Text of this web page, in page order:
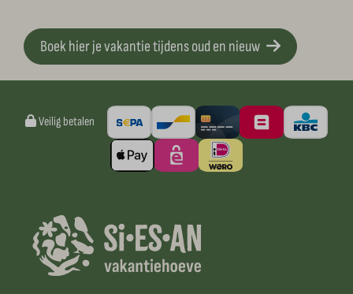
Boek hier je vakantie tijdens oud en nieuw
Veilig betalen